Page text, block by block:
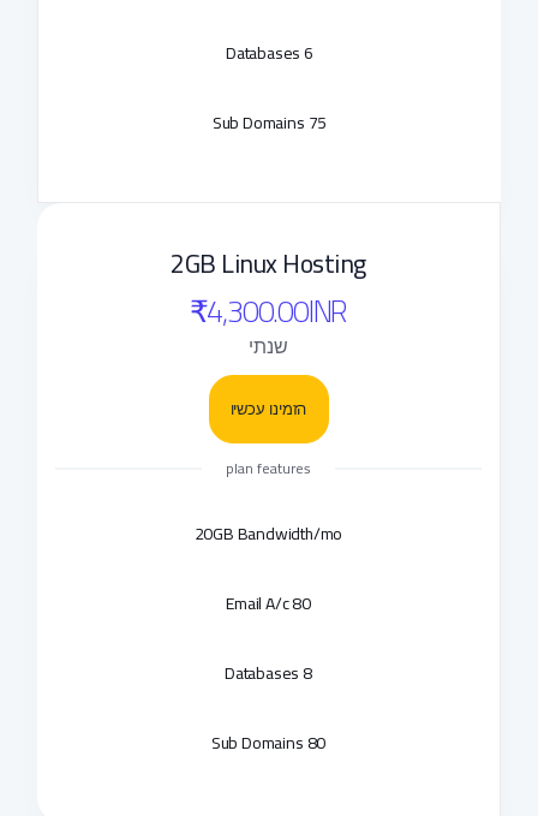
6 Databases
75 Sub Domains
2GB Linux Hosting
₹4,300.00INR
שנתי
הזמינו עכשיו
plan features
20GB Bandwidth/mo
80 Email A/c
8 Databases
80 Sub Domains